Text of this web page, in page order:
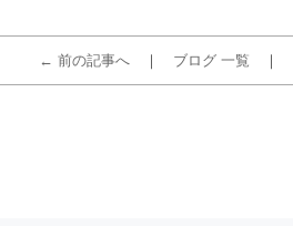
← 前の記事へ ブログ 一覧